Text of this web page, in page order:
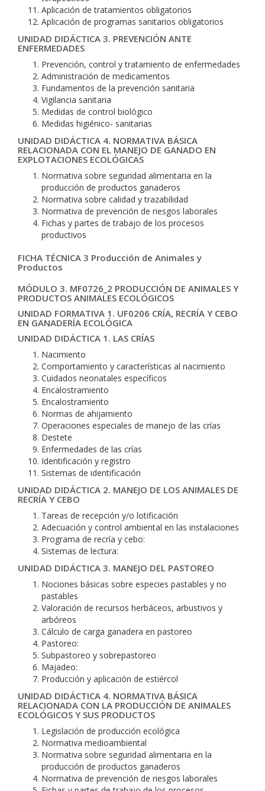
Aplicación de tratamientos obligatorios
Aplicación de programas sanitarios obligatorios
UNIDAD DIDÁCTICA 3. PREVENCIÓN ANTE
ENFERMEDADES
Prevención, control y tratamiento de enfermedades
Administración de medicamentos
Fundamentos de la prevención sanitaria
Vigilancia sanitaria
Medidas de control biológico
Medidas higiénico- sanitarias
UNIDAD DIDÁCTICA 4. NORMATIVA BÁSICA
RELACIONADA CON EL MANEJO DE GANADO EN
EXPLOTACIONES ECOLÓGICAS
Normativa sobre seguridad alimentaria en la
producción de productos ganaderos
Normativa sobre calidad y trazabilidad
Normativa de prevención de riesgos laborales
Fichas y partes de trabajo de los procesos
productivos
FICHA TÉCNICA 3 Producción de Animales y
Productos
MÓDULO 3. MF0726_2 PRODUCCIÓN DE ANIMALES Y
PRODUCTOS ANIMALES ECOLÓGICOS
UNIDAD FORMATIVA 1. UF0206 CRÍA, RECRÍA Y CEBO
EN GANADERÍA ECOLÓGICA
UNIDAD DIDÁCTICA 1. LAS CRÍAS
Nacimiento
Comportamiento y características al nacimiento
Cuidados neonatales específicos
Encalostramiento
Encalostramiento
Normas de ahijamiento
Operaciones especiales de manejo de las crías
Destete
Enfermedades de las crías
Identificación y registro
Sistemas de identificación
UNIDAD DIDÁCTICA 2. MANEJO DE LOS ANIMALES DE
RECRÍA Y CEBO
Tareas de recepción y/o lotificación
Adecuación y control ambiental en las instalaciones
Programa de recría y cebo:
Sistemas de lectura:
UNIDAD DIDÁCTICA 3. MANEJO DEL PASTOREO
Nociones básicas sobre especies pastables y no
pastables
Valoración de recursos herbáceos, arbustivos y
arbóreos
Cálculo de carga ganadera en pastoreo
Pastoreo:
Subpastoreo y sobrepastoreo
Majadeo:
Producción y aplicación de estiércol
UNIDAD DIDÁCTICA 4. NORMATIVA BÁSICA
RELACIONADA CON LA PRODUCCIÓN DE ANIMALES
ECOLÓGICOS Y SUS PRODUCTOS
Legislación de producción ecológica
Normativa medioambiental
Normativa sobre seguridad alimentaria en la
producción de productos ganaderos
Normativa de prevención de riesgos laborales